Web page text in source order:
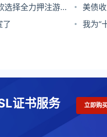
择全力押注游戏
美债
了
我为“
证书服务 立即购